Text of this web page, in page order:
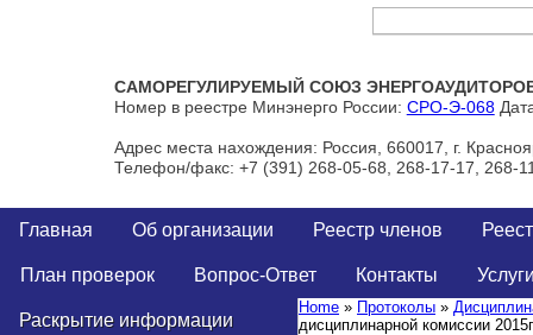
САМОРЕГУЛИРУЕМЫЙ СОЮЗ
Номер в реестре Минэнерго России: СРО-Э-068
Адрес места нахождения: Россия, 660017, г.
Телефон/факс: +7 (391) 268-05-68, 268-17-17, 268-
Главная Об организации Реестр членов
План проверок Вопрос-Ответ Контакты
Раскрытие информации
Home » Протоколы »
дисциплинарной комиссии